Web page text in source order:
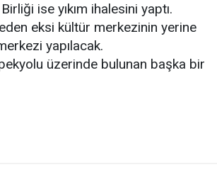
ise yıkım ihalesini yaptı.
eksi kültür merkezinin yerine
yapılacak.
üzerinde bulunan başka bir